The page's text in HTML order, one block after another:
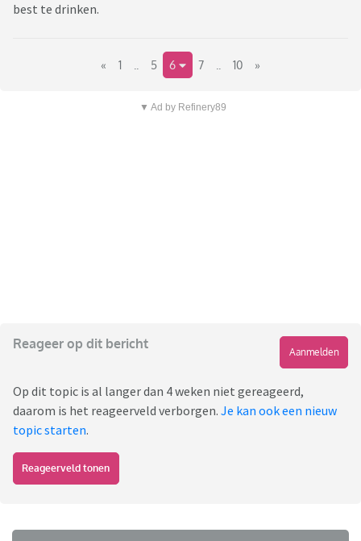
best te drinken.
« 1 5 6 7 10 »
▼ Ad by Refinery89
Reageer op dit bericht
Aanmelden
Op dit topic is al langer dan 4 weken niet gereageerd,
daarom is het reageerveld verborgen. Je kan ook een nieuw
topic starten.
Reageerveld tonen